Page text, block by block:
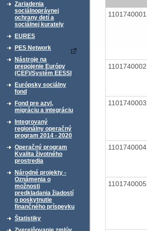
Zariadenia
sociálnoprávnej
ochrany detí a
sociálnej kurately
EURES
PES Network
Nástroje na
prepojenie Európy
(CEF)/Systém EESSI
Európsky sociálny
fond
Fond pre azyl,
migráciu a integráciu
Integrovaný
regionálny operačný
program 2014 - 2020
Operačný program
Kvalita životného
prostredia
Národné projekty -
Oznámenia o
možnosti
predkladania žiadostí
o poskytnutie
finančného príspevku
Štatistiky
1101740001
1101740002
1101740003
1101740004
1101740005